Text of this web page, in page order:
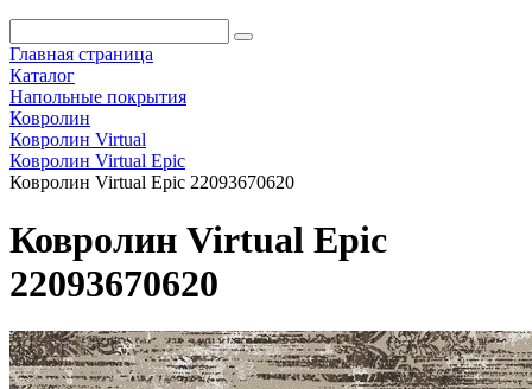
Главная страница
Каталог
Напольные покрытия
Ковролин
Ковролин Virtual
Ковролин Virtual Epic
Ковролин Virtual Epic 22093670620
Ковролин Virtual Epic
22093670620